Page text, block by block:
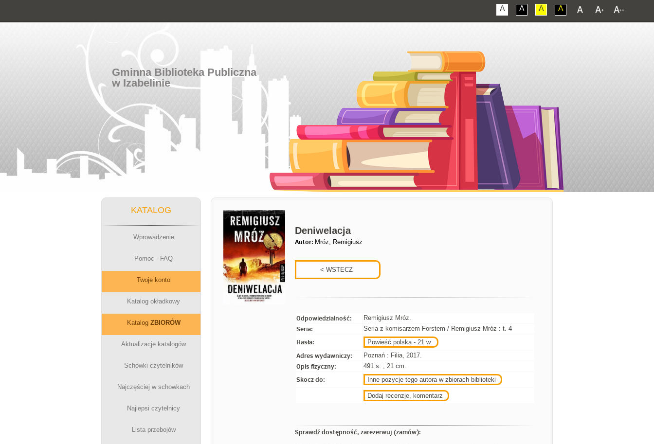
A A A A
Gminna Biblioteka Publiczna
w Izabelinie
KATALOG
Wprowadzenie
Pomoc - FAQ
Twoje konto
Katalog okładkowy
Katalog ZBIORÓW
Aktualizacje katalogów
Schowki czytelników
Najczęściej w schowkach
Najlepsi czytelnicy
Lista przebojów
Deniwelacja
Autor: Mróz, Remigiusz
Odpowiedzialność: Remigiusz Mróz.
Seria: Seria z komisarzem Forstem / Remigiusz Mróz : t. 4
Hasła: Powieść polska - 21 w.
Adres wydawniczy: Poznań : Filia, 2017.
Opis fizyczny: 491 s. ; 21 cm.
Skocz do: Inne pozycje tego autora w zbiorach biblioteki
Dodaj recenzje, komentarz
Sprawdź dostępność, zarezerwuj (zamów):